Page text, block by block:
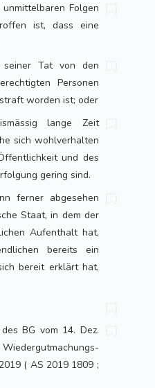
Folgen
ist, dass eine
seiner Tat von den
Personen
worden ist; oder
lange Zeit
sich wohlverhalten
und des
gering sind.
ferner abgesehen
Staat, in dem der
Aufenthalt hat,
bereits ein
bereit erklärt hat,
BG vom 14. Dez.
( AS 2019 1809 ;